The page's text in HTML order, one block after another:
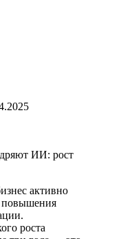
ИИ: рост
активно
повышения
роста